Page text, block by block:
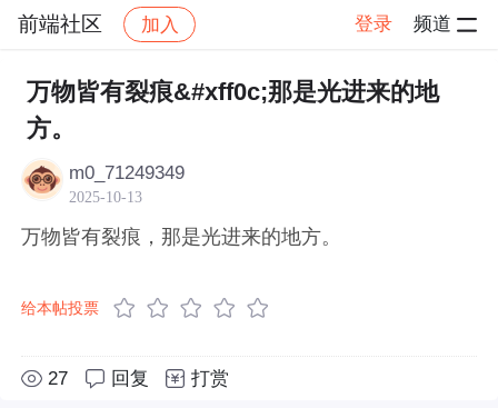
前端社区 加入 登录 频道
社区 前端社区 感慨 帖子详情
万物皆有裂痕&#xff0c;那是光进来的地
方。
m0_71249349
2025-10-13
万物皆有裂痕，那是光进来的地方。
给本帖投票
27 回复 打赏